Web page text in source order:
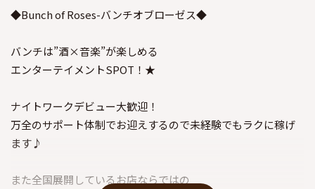
◆Bunch of Roses-バンチオブローゼス◆
バンチは”酒×音楽”が楽しめる
エンターテイメントSPOT！★
ナイトワークデビュー大歓迎！
万全のサポート体制でお迎えするので未経験でもラクに稼げ
ます♪
また全国展開しているお店ならではの